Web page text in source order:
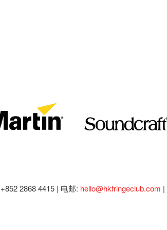
2868 4415 | 电邮: hello@hkfringeclub.com |